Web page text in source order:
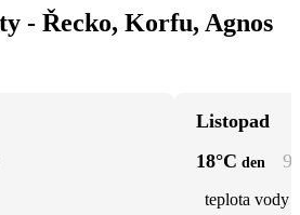
- Řecko, Korfu, Agnos
Listopad
18°C den 9
teplota vody